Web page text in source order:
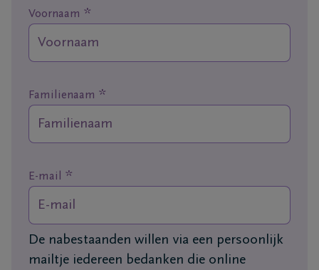
Ons
vragen
voor je
24u/24
Voornaam *
Familienaam *
E-mail *
De nabestaanden willen via een persoonlijk
mailtje iedereen bedanken die online